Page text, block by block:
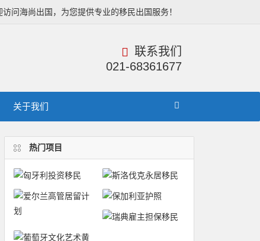
问海尚出国，为您提供专业的移民出国服务！
联系我们
021-68361677
关于我们
热门项目